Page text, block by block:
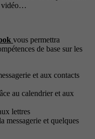
vidéo…
vous permettra
de base sur les
et aux contacts
au calendrier et aux
lettres
messagerie et quelques